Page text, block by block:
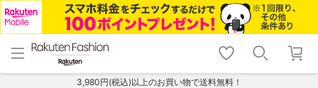
menu home
トップ
shopping_cart lock_outline
ログイン
3,980円(税込)以上のお買い物で送料無料！